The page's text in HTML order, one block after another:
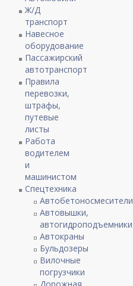
Ж/Д
транспорт
Навесное
оборудование
Пассажирский
автотранспорт
Правила
перевозки,
штрафы,
путевые
листы
Работа
водителем
и
машинистом
Спецтехника
Автобетоносмесители
Автовышки,
автогидроподъемники
Автокраны
Бульдозеры
Вилочные
погрузчики